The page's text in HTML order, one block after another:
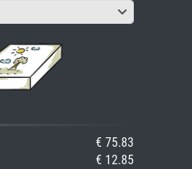
€ 75.83
€ 12.85